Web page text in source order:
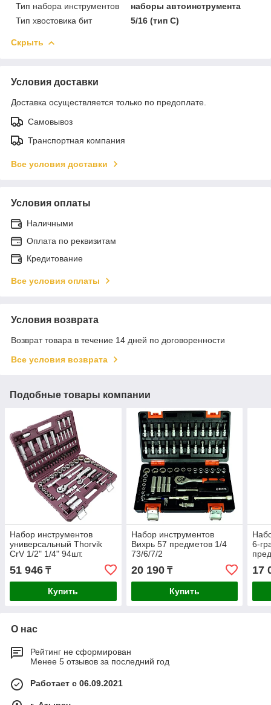
Тип набора инструментов
наборы автоинструмента
Тип хвостовика бит
5/16 (тип C)
Скрыть
Условия доставки
Доставка осуществляется только по предоплате.
Самовывоз
Транспортная компания
Все условия доставки
Условия оплаты
Наличными
Оплата по реквизитам
Кредитование
Все условия оплаты
Условия возврата
Возврат товара в течение 14 дней по договоренности
Все условия возврата
Подобные товары компании
Набор инструментов
универсальный Thorvik
CrV 1/2" 1/4" 94шт.
UTS0094
51 946 ₸
Купить
Набор инструментов
Вихрь 57 предметов 1/4
73/6/7/2
20 190₸
Купить
6-
17
О нас
Рейтинг не сформирован
Менее 5 отзывов за последний год
Работает с 06.09.2021